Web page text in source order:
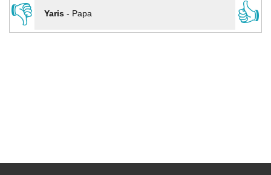
👎
Yaris- Papa 👍